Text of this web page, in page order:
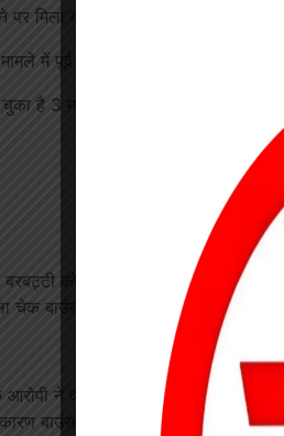
मिला दंड
में पूर्व में हो चुका है 3 वर्ष का सजा
है 3 माह की सजा और 1 लाख 40
को माननीय सत्र न्यायालय ने 02
चेक बाउंस से जुड़ा हुआ है।
ने व्यवसायिक काम के लिए 3 लाख
बाउंस हो गया। इस पर शैलेश साहू ने